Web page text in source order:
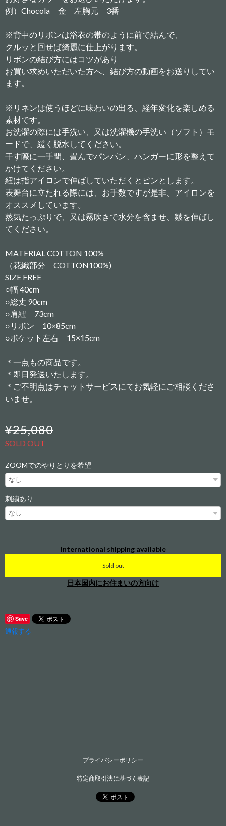
例）Chocola 金 左胸元 3番
※背中のリボンは浴衣の帯のように前で結んで、
クルッと回せば綺麗に仕上がります。
リボンの結び方にはコツがあり
お買い求めいただいた方へ、結び方の動画をお送りしてい
ます。
※リネンは使うほどに味わいの出る、経年変化を楽しめる
素材です。
お洗濯の際には手洗い、又は洗濯機の手洗い（ソフト）モ
ードで、緩く脱水してください。
干す際に一手間、畳んでパンパン、ハンガーに形を整えて
かけてください。
紐は指アイロンで伸ばしていただくとピンとします。
表舞台に立たれる際には、お手数ですが是非、アイロンを
オススメしています。
蒸気たっぷりで、又は霧吹きで水分を含ませ、皺を伸ばし
てください。
MATERIAL COTTON 100%
（花織部分 COTTON100%)
SIZE FREE
○幅 40cm
○総丈 90cm
○肩紐 73cm
○リボン 10×85cm
○ボケット左右 15×15cm
＊一点もの商品です。
＊即日発送いたします。
＊ご不明点はチャットサービスにてお気軽にご相談くださ
いませ。
¥25,080
SOLD OUT
ZOOMでのやりとりを希望
刺繍あり
International shipping available
Sold out
日本国内にお住まいの方向け
Save
通報する
プライバシーポリシー
特定商取引法に基づく表記